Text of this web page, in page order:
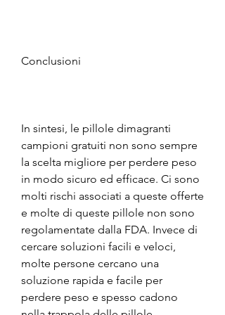
Conclusioni
In sintesi, le pillole dimagranti
campioni gratuiti non sono sempre
la scelta migliore per perdere peso
in modo sicuro ed efficace. Ci sono
molti rischi associati a queste offerte
e molte di queste pillole non sono
regolamentate dalla FDA. Invece di
cercare soluzioni facili e veloci,
molte persone cercano una
soluzione rapida e facile per
perdere peso e spesso cadono